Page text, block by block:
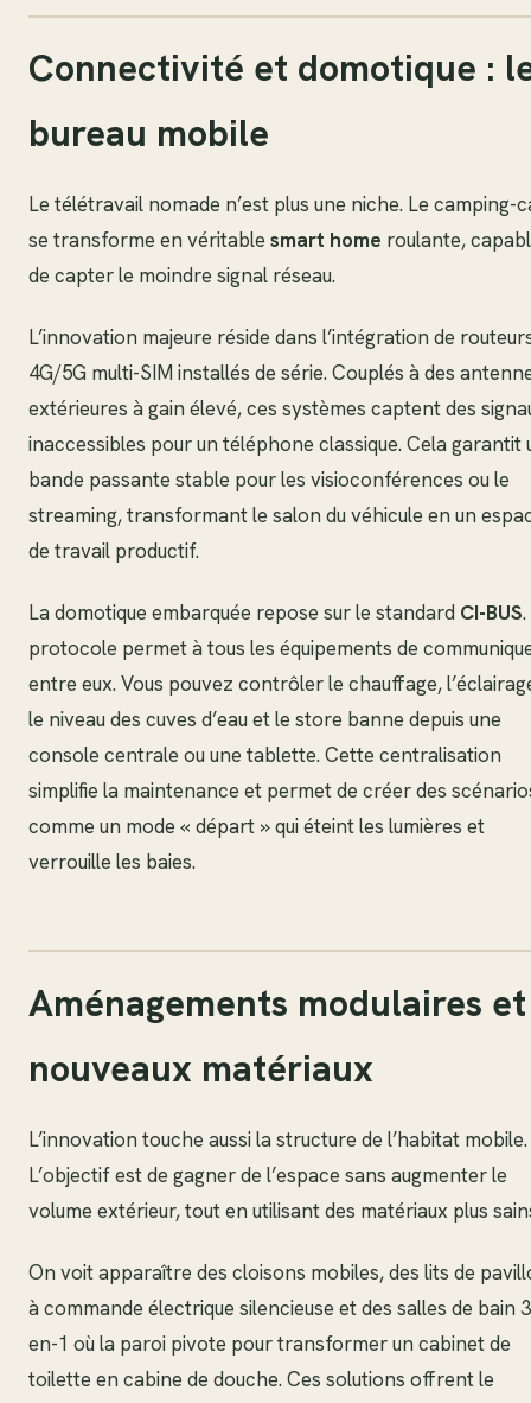
Connectivité et domotique :
bureau mobile
Le télétravail nomade n’est plus une niche. Le camping-
se transforme en véritable smart home roulante,
de capter le moindre signal réseau.
L’innovation majeure réside dans l’intégration de
4G/5G multi-SIM installés de série. Couplés à des
extérieures à gain élevé, ces systèmes captent des
inaccessibles pour un téléphone classique. Cela garantit
bande passante stable pour les visioconférences ou le
streaming, transformant le salon du véhicule en un
de travail productif.
La domotique embarquée repose sur le standard CI-BUS
protocole permet à tous les équipements de
entre eux. Vous pouvez contrôler le chauffage,
le niveau des cuves d’eau et le store banne depuis une
console centrale ou une tablette. Cette centralisation
simplifie la maintenance et permet de créer des
comme un mode « départ » qui éteint les lumières et
verrouille les baies.
Aménagements modulaires et
nouveaux matériaux
L’innovation touche aussi la structure de l’habitat mobile.
L’objectif est de gagner de l’espace sans augmenter le
volume extérieur, tout en utilisant des matériaux plus
On voit apparaître des cloisons mobiles, des lits de
à commande électrique silencieuse et des salles de bain
en-1 où la paroi pivote pour transformer un cabinet de
toilette en cabine de douche. Ces solutions offrent le